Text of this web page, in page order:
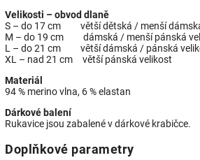
Velikosti – obvod dlaně
S – do 17 cm větší dětská / menší
M – do 19 cm dámská / menší pánská
L – do 21 cm větší dámská / pánská
XL – nad 21 cm větší pánská velikost
Materiál
94 % merino vlna, 6 % elastan
Dárkové balení
Rukavice jsou zabalené v dárkové krabičce.
Doplňkové parametry